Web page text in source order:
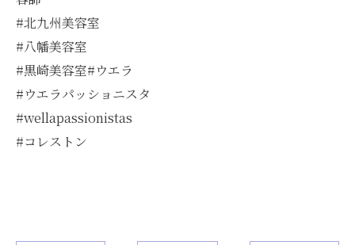
#北九州美容室
#八幡美容室
#黒崎美容室#ウエラ
#ウエラパッショニスタ
#wellapassionistas
#コレストン